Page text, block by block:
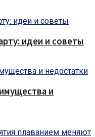
идеи и советы
и